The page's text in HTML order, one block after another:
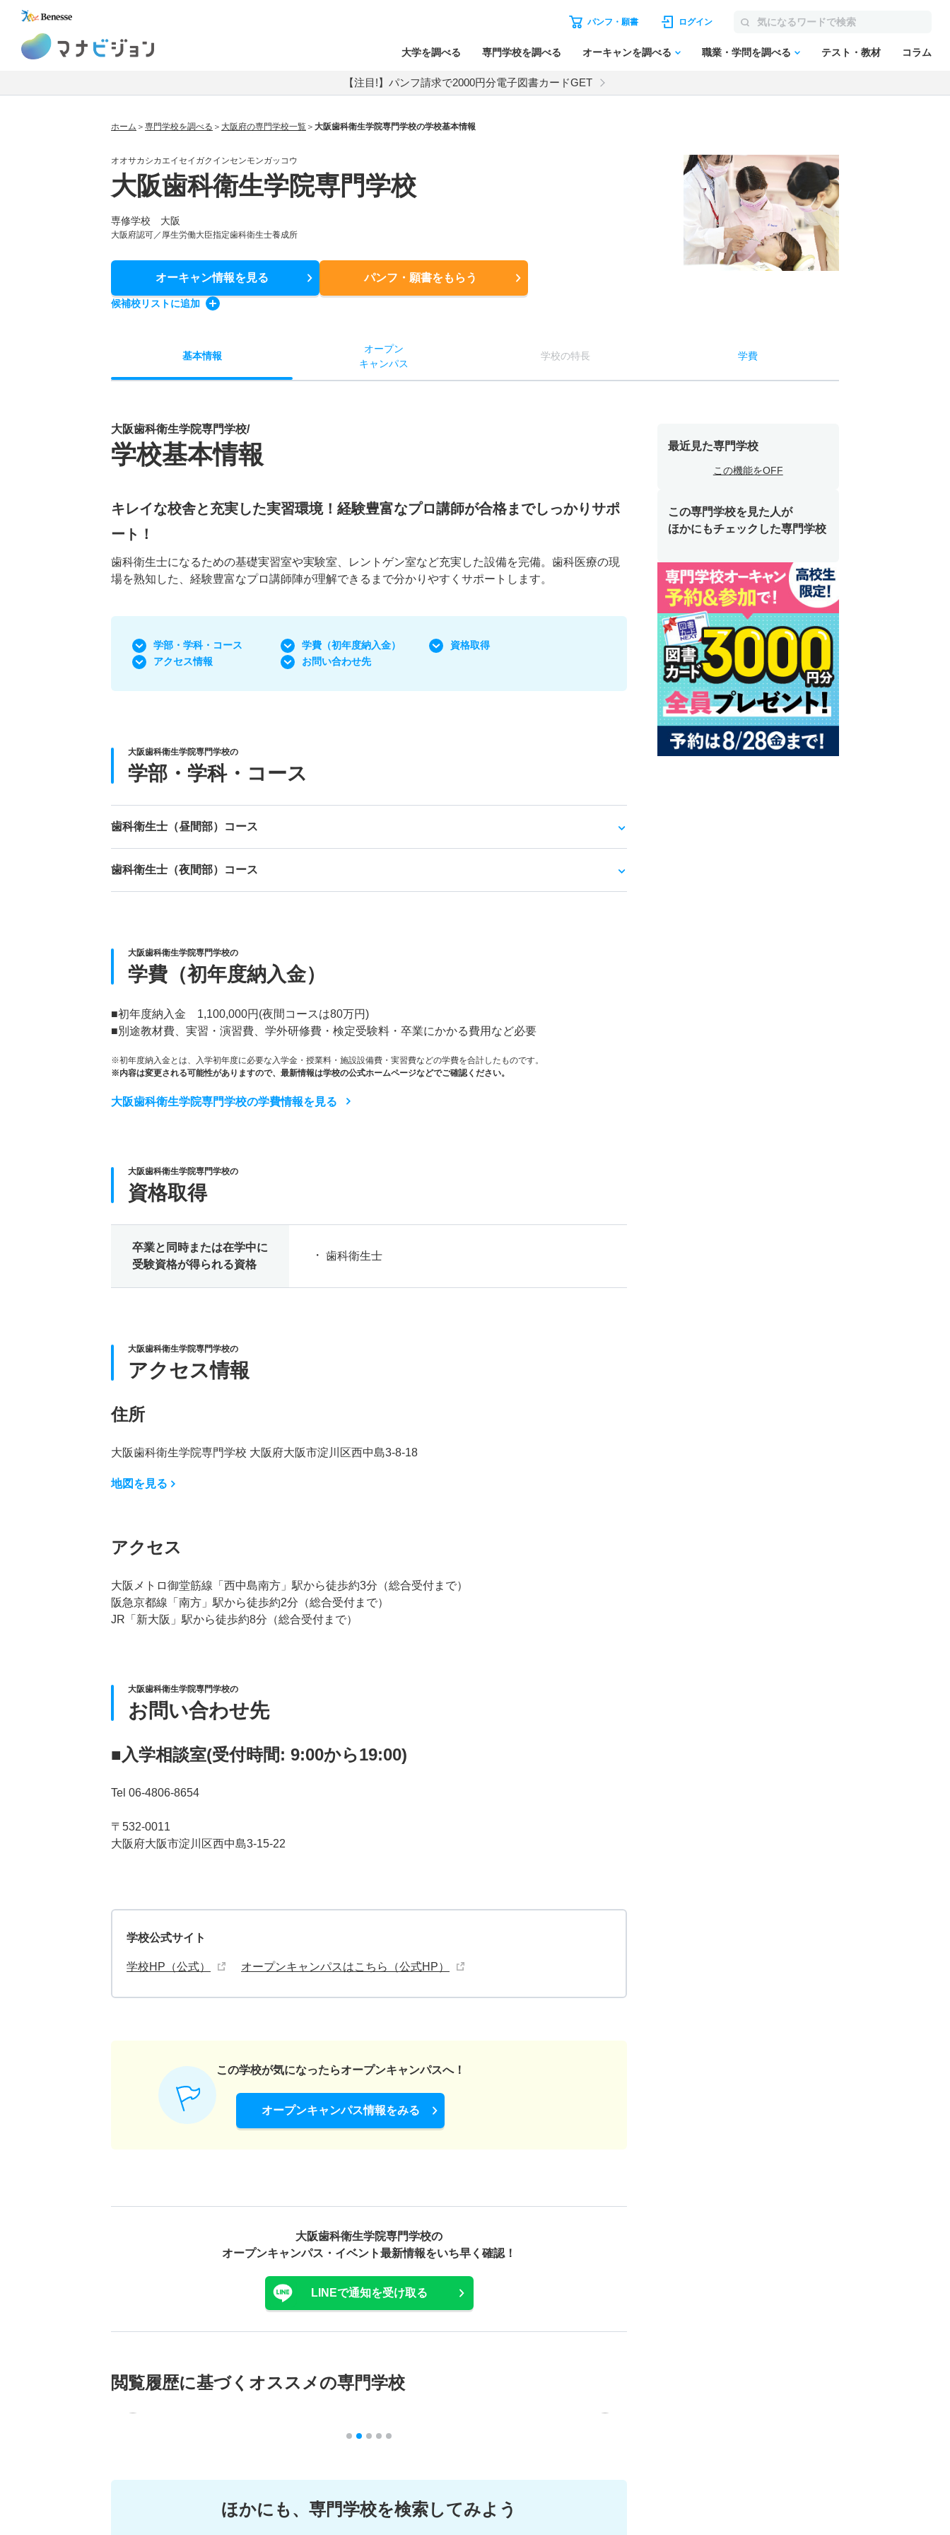
パンフ・願書 ログイン
大学を調べる 専門学校を調べる オーキャンを調べる 職業・学問を調べる テスト・教材 コラム
【注目!】パンフ請求で2000円分電子図書カードGET
ホーム 専門学校を調べる 大阪府の専門学校一覧 大阪歯科衛生学院専門学校の学校基本情報
オオサカシカエイセイガクインセンモンガッコウ
大阪歯科衛生学院専門学校
専修学校 大阪
大阪府認可／厚生労働大臣指定歯科衛生士養成所
オーキャン情報を見る パンフ・願書をもらう
候補校リストに追加
基本情報
オープン
キャンパス
学校の特長 学費
大阪歯科衛生学院専門学校/
学校基本情報
キレイな校舎と充実した実習環境！経験豊富なプロ講師が合格までしっかりサポ
ート！
歯科衛生士になるための基礎実習室や実験室、レントゲン室など充実した設備を完備。歯科医療の現
場を熟知した、経験豊富なプロ講師陣が理解できるまで分かりやすくサポートします。
学部・学科 ・コース 学費 （初年度納入金）
資格取得
アクセス情報
お問い合わせ先
大阪歯科衛生学院専門学校の
学部・学科・コース
歯科衛生士（昼間部）コース
歯科衛生士（夜間部）コース
大阪歯科衛生学院専門学校の
学費（初年度納入金）
■初年度納入金 1,100,000円(夜間コースは80万円)
■別途教材費、実習・演習費、学外研修費・検定受験料・卒業にかかる費用など必要
※初年度納入金とは、入学初年度に必要な入学金・授業料・施設設備費・実習費などの学費を合計したものです。
※内容は変更される可能性がありますので、最新情報は学校の公式ホームページなどでご確認ください。
大阪歯科衛生学院専門学校の学費情報を見る
大阪歯科衛生学院専門学校の
資格取得
卒業と同時または在学中に
受験資格が得られる資格
歯科衛生士
大阪歯科衛生学院専門学校の
アクセス情報
住所
大阪歯科衛生学院専門学校 大阪府大阪市淀川区西中島3-8-18
地図を見る
アクセス
大阪メトロ御堂筋線「西中島南方」駅から徒歩約3分（総合受付まで）
阪急京都線「南方」駅から徒歩約2分（総合受付まで）
JR「新大阪」駅から徒歩約8分（総合受付まで）
大阪歯科衛生学院専門学校の
お問い合わせ先
■入学相談室(受付時間: 9:00から19:00)
Tel 06-4806-8654
〒532-0011
大阪府大阪市淀川区西中島3-15-22
学校公式サイト
学校HP（公式） オープンキャンパスはこちら（公式HP）
この学校が気になったらオープンキャンパスへ！
オープンキャンパス情報をみる
大阪歯科衛生学院専門学校の
オープンキャンパス・ イベント最新情報をいち早く確認！
LINEで通知を受け取る
閲覧履歴に基づく オススメの専門学校
ほかにも、 専門学校を検索してみよう
最近見た専門学校
この機能をOFF
この専門学校を見た人が
ほかにもチェックした専門学校